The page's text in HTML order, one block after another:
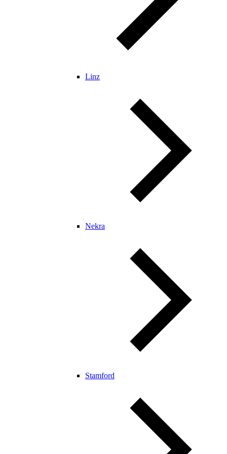
Linz
Nekra
Stamford